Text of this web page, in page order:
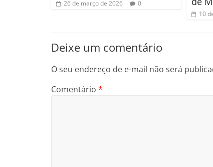
26 de março de 2026 0
10
Deixe um comentário
O seu endereço de e-mail não será
Comentário *